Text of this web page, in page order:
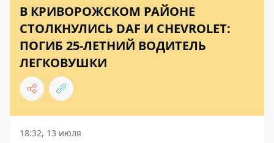
В КРИВОРОЖСКОМ РАЙОНЕ
СТОЛКНУЛИСЬ DAF И CHEVROLET:
ПОГИБ 25-ЛЕТНИЙ ВОДИТЕЛЬ
ЛЕГКОВУШКИ
18:32, 13 июля